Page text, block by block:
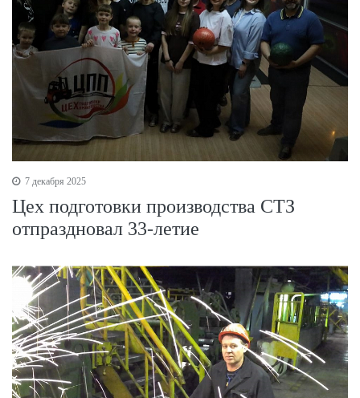
7 декабря 2025
Цех подготовки производства СТЗ
отпраздновал 33-летие